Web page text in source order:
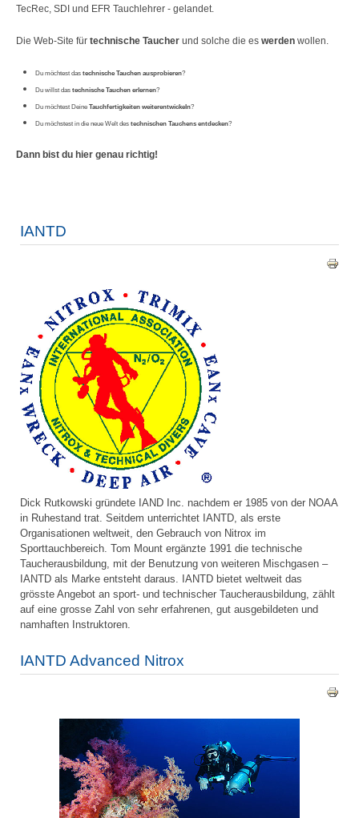
TecRec, SDI und EFR Tauchlehrer - gelandet.
Die Web-Site für technische Taucher und solche die es werden wollen.
Du möchtest das technische Tauchen ausprobieren?
Du willst das technische Tauchen erlernen?
Du möchtest Deine Tauchfertigkeiten weiterentwickeln?
Du möchstest in die neue Welt des technischen Tauchens entdecken?
Dann bist du hier genau richtig!
IANTD
Dick Rutkowski gründete IAND Inc. nachdem er 1985 von der NOAA
in Ruhestand trat. Seitdem unterrichtet IANTD, als erste
Organisationen weltweit, den Gebrauch von Nitrox im
Sporttauchbereich. Tom Mount ergänzte 1991 die technische
Taucherausbildung, mit der Benutzung von weiteren Mischgasen –
IANTD als Marke entsteht daraus. IANTD bietet weltweit das
grösste Angebot an sport- und technischer Taucherausbildung, zählt
auf eine grosse Zahl von sehr erfahrenen, gut ausgebildeten und
namhaften Instruktoren.
IANTD Advanced Nitrox